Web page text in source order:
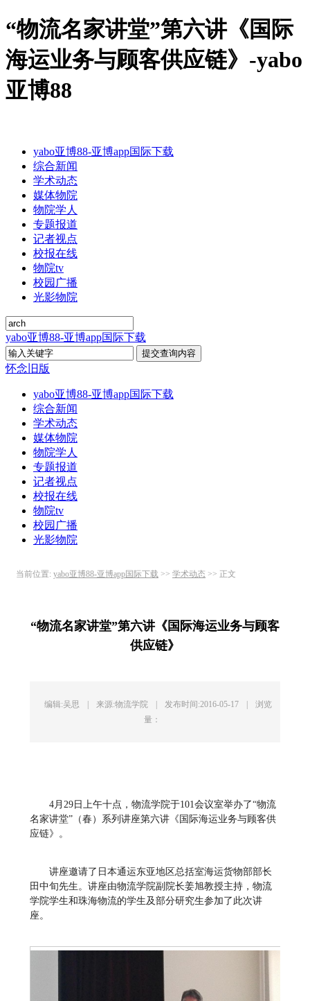
“物流名家讲堂”第六讲《国际
海运业务与顾客供应链》-yabo
亚博88
yabo亚博88-亚博app国际下载
综合新闻
学术动态
媒体物院
物院学人
专题报道
记者视点
校报在线
物院tv
校园广播
光影物院
yabo亚博88-亚博app国际下载
怀念旧版
yabo亚博88-亚博app国际下载
综合新闻
学术动态
媒体物院
物院学人
专题报道
记者视点
校报在线
物院tv
校园广播
光影物院
当前位置: yabo亚博88-亚博app国际下载 >> 学术动态 >> 正文
“物流名家讲堂”第六讲《国际海运业务与顾客
供应链》
编辑:吴思 | 来源:物流学院 | 发布时间:2016-05-17 |
浏览
量：
4月29日上午十点，物流学院于101会议室举办了“物流
名家讲堂”（春）系列讲座第六讲《国际海运业务与顾客供
应链》。
讲座邀请了日本通运东亚地区总括室海运货物部部长
田中旬先生。讲座由物流学院副院长姜旭教授主持，物流
学院学生和珠海物流的学生及部分研究生参加了此次讲
座。